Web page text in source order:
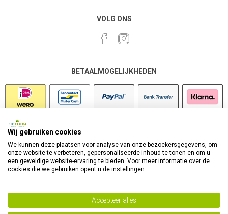
VOLG ONS
BETAALMOGELIJKHEDEN
Wij gebruiken cookies
We kunnen deze plaatsen voor analyse van onze bezoekersgegevens, om
onze website te verbeteren, gepersonaliseerde inhoud te tonen en om u
een geweldige website-ervaring te bieden. Voor meer informatie over de
cookies die we gebruiken opent u de instellingen.
Accepteer alles